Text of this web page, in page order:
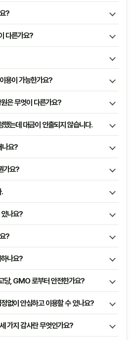
?
다른가요?
용이 가능한가요?
은 무엇이 다른가요?
는데 대금이 인출되지 않습니다.
나요?
가요?
.
나요?
?
나요?
당, GMO 로부터 안전한가요?
없이 안심하고 이용할 수 있나요?
가지 감사란 무엇인가요?